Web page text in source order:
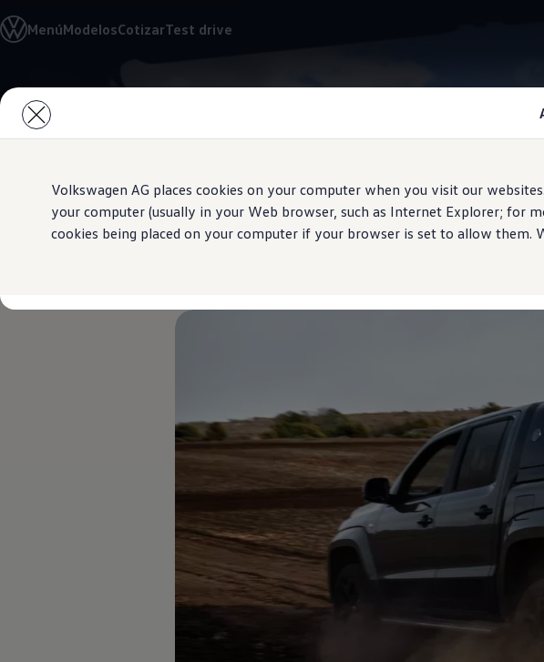
Volkswagen AG places cookies on your computer when you visit our
your computer (usually in your Web browser, such as Internet Explorer; for
cookies being placed on your computer if your browser is set to allow
contenido
principal
a pie
de
MenúModelosCotizarTest drive
Modelos y Concesionarios
Buscador de Concesionarios
Test Drive
Contáctanos
Marca y Experiencia
Volkswagen Honduras
Tengo un Volkswagen
Manuales Volkswagen
Noticias